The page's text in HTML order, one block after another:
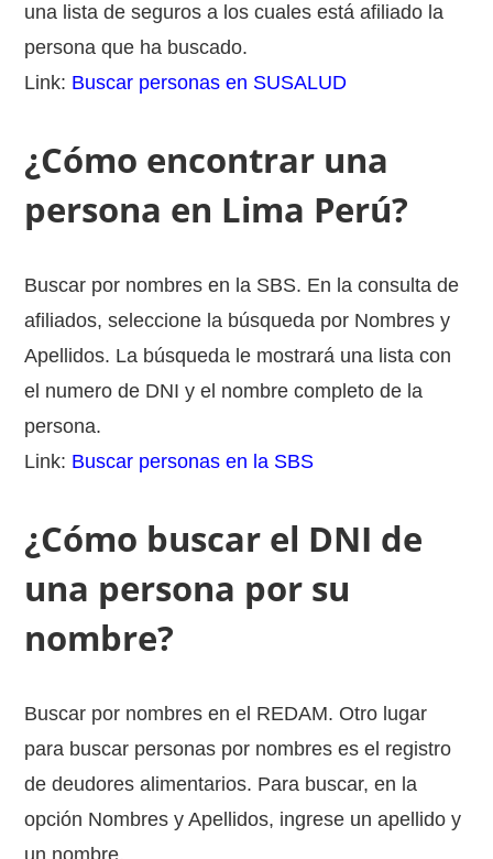
una lista de seguros a los cuales está afiliado la
persona que ha buscado.
Link: Buscar personas en SUSALUD
¿Cómo encontrar una
persona en Lima Perú?
Buscar por nombres en la SBS. En la consulta de
afiliados, seleccione la búsqueda por Nombres y
Apellidos. La búsqueda le mostrará una lista con
el numero de DNI y el nombre completo de la
persona.
Link: Buscar personas en la SBS
¿Cómo buscar el DNI de
una persona por su
nombre?
Buscar por nombres en el REDAM. Otro lugar
para buscar personas por nombres es el registro
de deudores alimentarios. Para buscar, en la
opción Nombres y Apellidos, ingrese un apellido y
un nombre.